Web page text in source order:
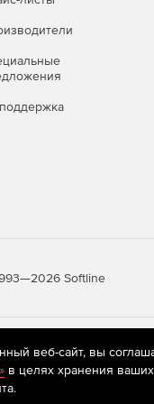
Softline
рекомендательные
веб-сайт, вы
в целях хранения